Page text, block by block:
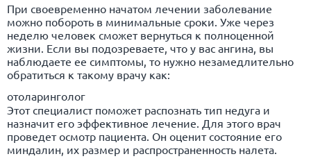
При своевременно начатом лечении заболевание
можно побороть в минимальные сроки. Уже через
неделю человек сможет вернуться к полноценной
жизни. Если вы подозреваете, что у вас ангина, вы
наблюдаете ее симптомы, то нужно незамедлительно
обратиться к такому врачу как:
отоларинголог
Этот специалист поможет распознать тип недуга и
назначит его эффективное лечение. Для этого врач
проведет осмотр пациента. Он оценит состояние его
миндалин, их размер и распространенность налета.